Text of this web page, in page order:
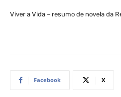
Viver a Vida – resumo de novela da
Facebook X